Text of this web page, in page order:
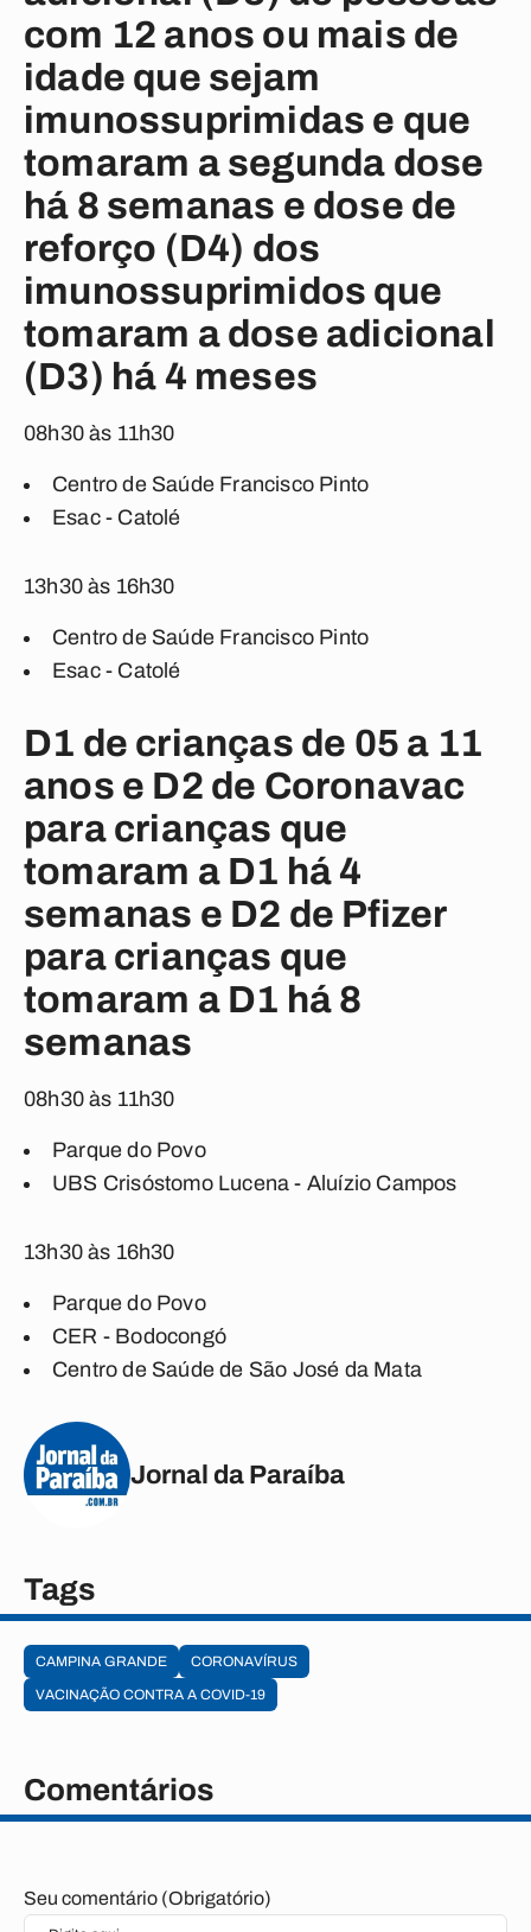
com 12 anos ou mais de
idade que sejam
imunossuprimidas e que
tomaram a segunda dose
há 8 semanas e dose de
reforço (D4) dos
imunossuprimidos que
tomaram a dose adicional
(D3) há 4 meses
08h30 às 11h30
Centro de Saúde Francisco Pinto
Esac - Catolé
13h30 às 16h30
Centro de Saúde Francisco Pinto
Esac - Catolé
D1 de crianças de 05 a 11
anos e D2 de Coronavac
para crianças que
tomaram a D1 há 4
semanas e D2 de Pfizer
para crianças que
tomaram a D1 há 8
semanas
08h30 às 11h30
Parque do Povo
UBS Crisóstomo Lucena - Aluízio Campos
13h30 às 16h30
Parque do Povo
CER - Bodocongó
Centro de Saúde de São José da Mata
Jornal da Paraíba
Tags
CAMPINA GRANDE
CORONAVÍRUS
VACINAÇÃO CONTRA A COVID-19
Comentários
Seu comentário (Obrigatório)